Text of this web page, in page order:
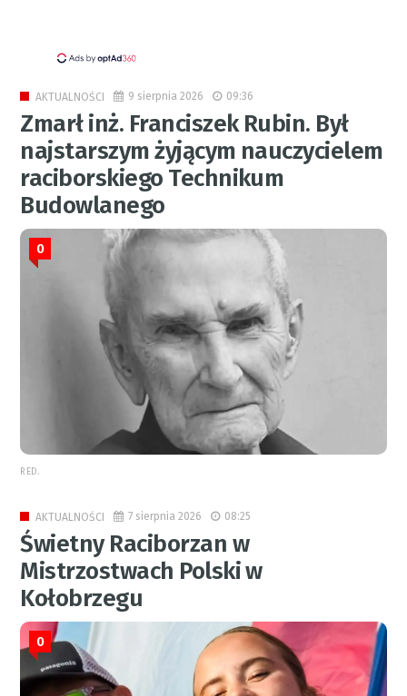
AKTUALNOŚCI 9 sierpnia 2026 09:36
Zmarł inż. Franciszek Rubin. Był
najstarszym żyjącym nauczycielem
raciborskiego Technikum
Budowlanego
0
RED.
AKTUALNOŚCI 7 sierpnia 2026 08:25
Świetny Raciborzan w
Mistrzostwach Polski w
Kołobrzegu
0